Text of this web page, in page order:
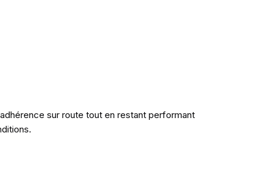
sur route tout en restant performant